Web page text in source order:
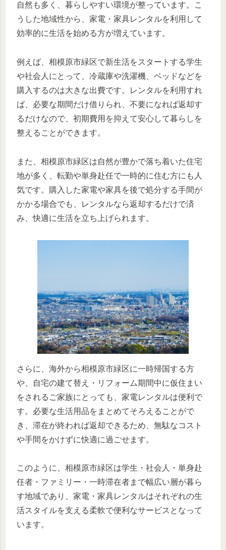
自然も多く、暮らしやすい環境が整っています。こ
うした地域性から、家電・家具レンタルを利用して
効率的に生活を始める方が増えています。
例えば、相模原市緑区で新生活をスタートする学生
や社会人にとって、冷蔵庫や洗濯機、ベッドなどを
購入するのは大きな出費です。レンタルを利用すれ
ば、必要な期間だけ借りられ、不要になれば返却す
るだけなので、初期費用を抑えて安心して暮らしを
整えることができます。
また、相模原市緑区は自然が豊かで落ち着いた住宅
地が多く、転勤や単身赴任で一時的に住む方にも人
気です。購入した家電や家具を後で処分する手間が
かかる場合でも、レンタルなら返却するだけで済
み、快適に生活を立ち上げられます。
さらに、海外から相模原市緑区に一時帰国する方
や、自宅の建て替え・リフォーム期間中に仮住まい
をされるご家族にとっても、家電レンタルは便利で
す。必要な生活用品をまとめてそろえることがで
き、滞在が終われば返却できるため、無駄なコスト
や手間をかけずに快適に過ごせます。
このように、相模原市緑区は学生・社会人・単身赴
任者・ファミリー・一時滞在者まで幅広い層が暮ら
す地域であり、家電・家具レンタルはそれぞれの生
活スタイルを支える柔軟で便利なサービスとなって
います。